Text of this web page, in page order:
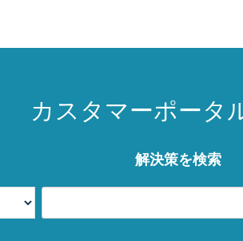
カスタマーポータ
解決策を検索